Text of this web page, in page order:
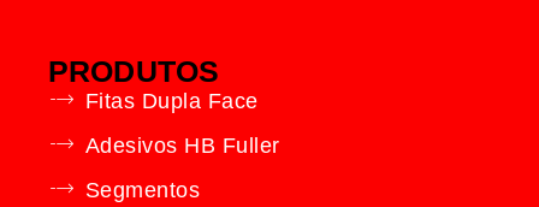
PRODUTOS
Fitas Dupla Face
Adesivos HB Fuller
Segmentos